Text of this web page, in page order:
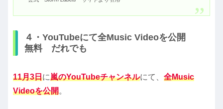
４・YouTubeにて全Music Videoを公開
無料 だれでも
11月3日に嵐のYouTubeチャンネルにて、 全Music
Videoを公開。